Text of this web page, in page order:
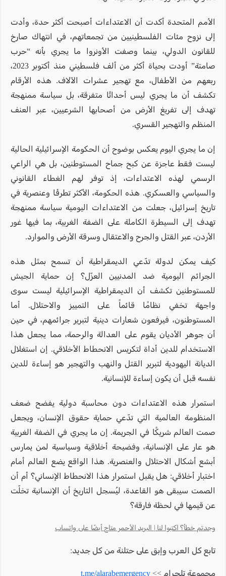
الأمم المتحدة أكدت أن الاعتداءات أصبحت أكثر حدة، وأدت
إلى نزوح مئات الفلسطينيين من تجمعاتهم، في انتهاك صارخ
للقانون الدولي، بينما وصفت الأونروا ما يجري بأنه “حرب
صامتة” أودت بحياة أكثر من ألف فلسطيني منذ أكتوبر 2023،
ربعهم من الأطفال، مع تهجير عشرات الآلاف. هذه الأرقام
تكشف أن ما يجري ليس أحداثًا متفرقة، بل سياسة ممنهجة
تهدف إلى تفريغ الأرض من أصحابها الشرعيين، عبر العنف
المنظم والتهجير القسري.
إن ما يجري اليوم يعكس بوضوح أن الحكومة الإسرائيلية الحالية
ليست فقط عاجزة عن كبح جماح المستوطنين، بل هي الراعي
الرسمي لهذه الاعتداءات، إذ توفر لهم الغطاء القانوني
والسياسي والعسكري. هذه الحكومة، الأكثر تطرفًا وعنصرية في
تاريخ إسرائيل، جعلت من الاعتداءات اليومية سياسة ممنهجة
تهدف إلى السيطرة الكاملة على الضفة الغربية، بما فيها غور
الأردن، عبر القتل والجرح والاعتقال وسرقة الأرض والموارد.
كيف يمكن لدولة تدّعي الديمقراطية أن تسمح بمثل هذه
الجرائم اليومية ضد المدنيين العزّل؟ إن حماية الجيش
للمستوطنين تكشف أن الديمقراطية الإسرائيلية ليست سوى
واجهة تخفي نظامًا قائماً على التمييز والاحتلال. أما
المستوطنون، فيرفعون شعارات دينية لتبرير جرائمهم، في حين
أن جوهر الأديان يقوم على العدالة والرحمة، مما يجعل هذا
الاستخدام للدين أداة لتكريس الانحطاط الأخلاقي. إن استغلال
الديانة اليهودية لتبرير القتل والنهب والتهجير هو إساءة للدين
نفسه قبل أن يكون إساءة للإنسانية.
استمرار هذه الاعتداءات دون محاسبة دولية يفضح ضعف
المنظومة العالمية التي تدّعي حماية حقوق الإنسان، ويجعل
صمت العالم شريكًا في الجريمة. إن ما يجري في الضفة الغربية
هو عار على الإنسانية، وفضيحة أخلاقية وسياسية لمن يمارس
أبشع أشكال الاحتلال والعنصرية. هذا الواقع يضع العالم أمام
اختبار أخلاقي: هل يقبل استمرار هذا الانحطاط الإنساني؟ أم أن
الصمت سيبقى هو القاعدة، ليُسجل التاريخ أن الإنسانية تخلّت
عن قيمها في لحظة فارقة؟
وجدتم خطأ؟ اكتبوا لنا | البريد الأحمر متاح أيضًا على واتساب
تابع كل العرب وإبق على حتلنة من كل جديد:
مجموعة تلجرام >> t.me/alarabemergency